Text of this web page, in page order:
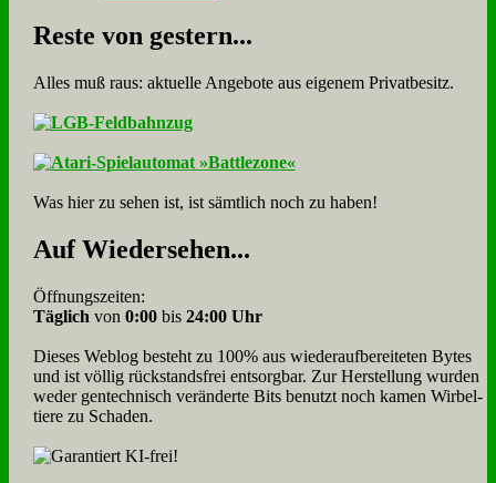
Re­ste von ge­stern...
Alles muß raus: aktuelle An­ge­bo­te aus eigenem Privatbesitz.
Was hier zu sehen ist, ist sämt­lich noch zu haben!
Auf Wie­der­se­hen...
Öffnungszeiten:
Täglich von 0:00bis 24:00 Uhr
Dieses Weblog besteht zu 100% aus wie­der­auf­bereite­ten Bytes
und ist völlig rück­stands­frei ent­sorg­bar. Zur Herstellung wurden
weder gen­tech­nisch veränderte Bits benutzt noch kamen Wir­bel­
tiere zu Scha­den.